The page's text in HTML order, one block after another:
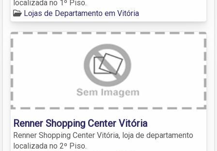
localizada no 1º Piso.
Lojas de Departamento em Vitória
Renner Shopping Center Vitória
Renner Shopping Center Vitória, loja de departamento
localizada no 2º Piso.